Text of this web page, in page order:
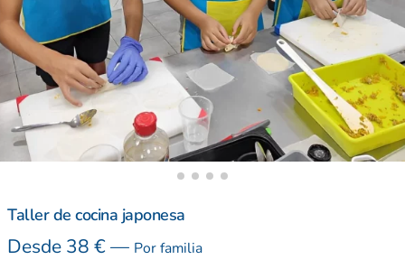
Taller de cocina japonesa
Desde 38 €— Por familia